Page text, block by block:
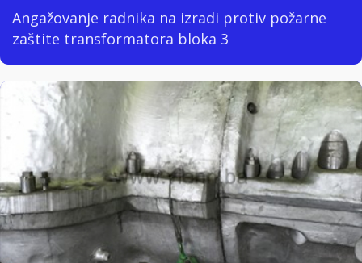
Angažovanje radnika na izradi protiv požarne
zaštite transformatora bloka 3